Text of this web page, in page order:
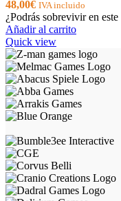
48,00€ IVA incluido
¿Podrás sobrevivir en
Añadir al carrito
Quick view